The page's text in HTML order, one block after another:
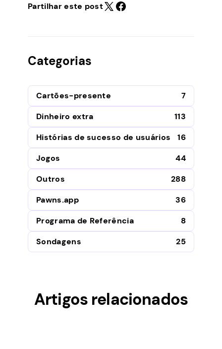
Partilhar este post
Categorias
Cartões-presente
7
Dinheiro extra
113
Histórias de sucesso de usuários
16
Jogos
44
Outros
288
Pawns.app
36
Programa de Referência
8
Sondagens
25
Artigos relacionados